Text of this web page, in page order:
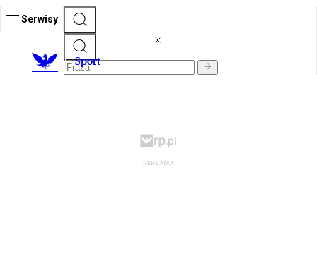
Serwisy
Sport